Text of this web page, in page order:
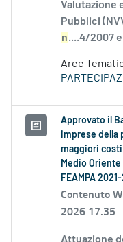
Valutazione
Pubblici
n....4/2007 e
Aree
Approvato il
imprese della
maggiori
Medio Oriente
FEAMPA
Contenuto
2026 17.35
Attuazione